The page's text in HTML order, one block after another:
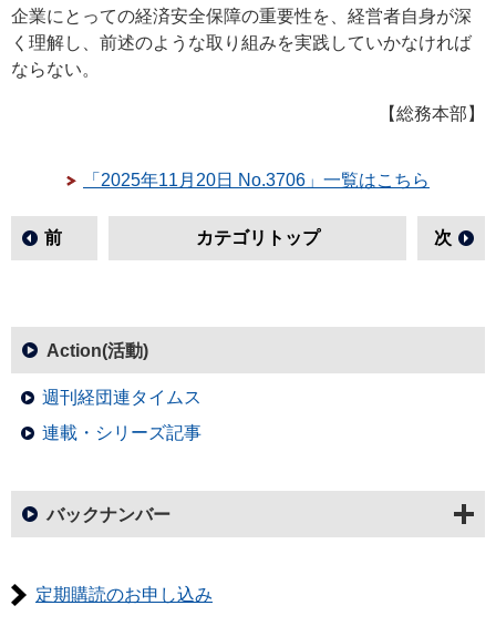
企業にとっての経済安全保障の重要性を、経営者自身が深
く理解し、前述のような取り組みを実践していかなければ
ならない。
【総務本部】
「2025年11月20日 No.3706」一覧はこちら
前 カテゴリトップ 次
Action(活動)
週刊経団連タイムス
連載・シリーズ記事
バックナンバー
定期購読のお申し込み